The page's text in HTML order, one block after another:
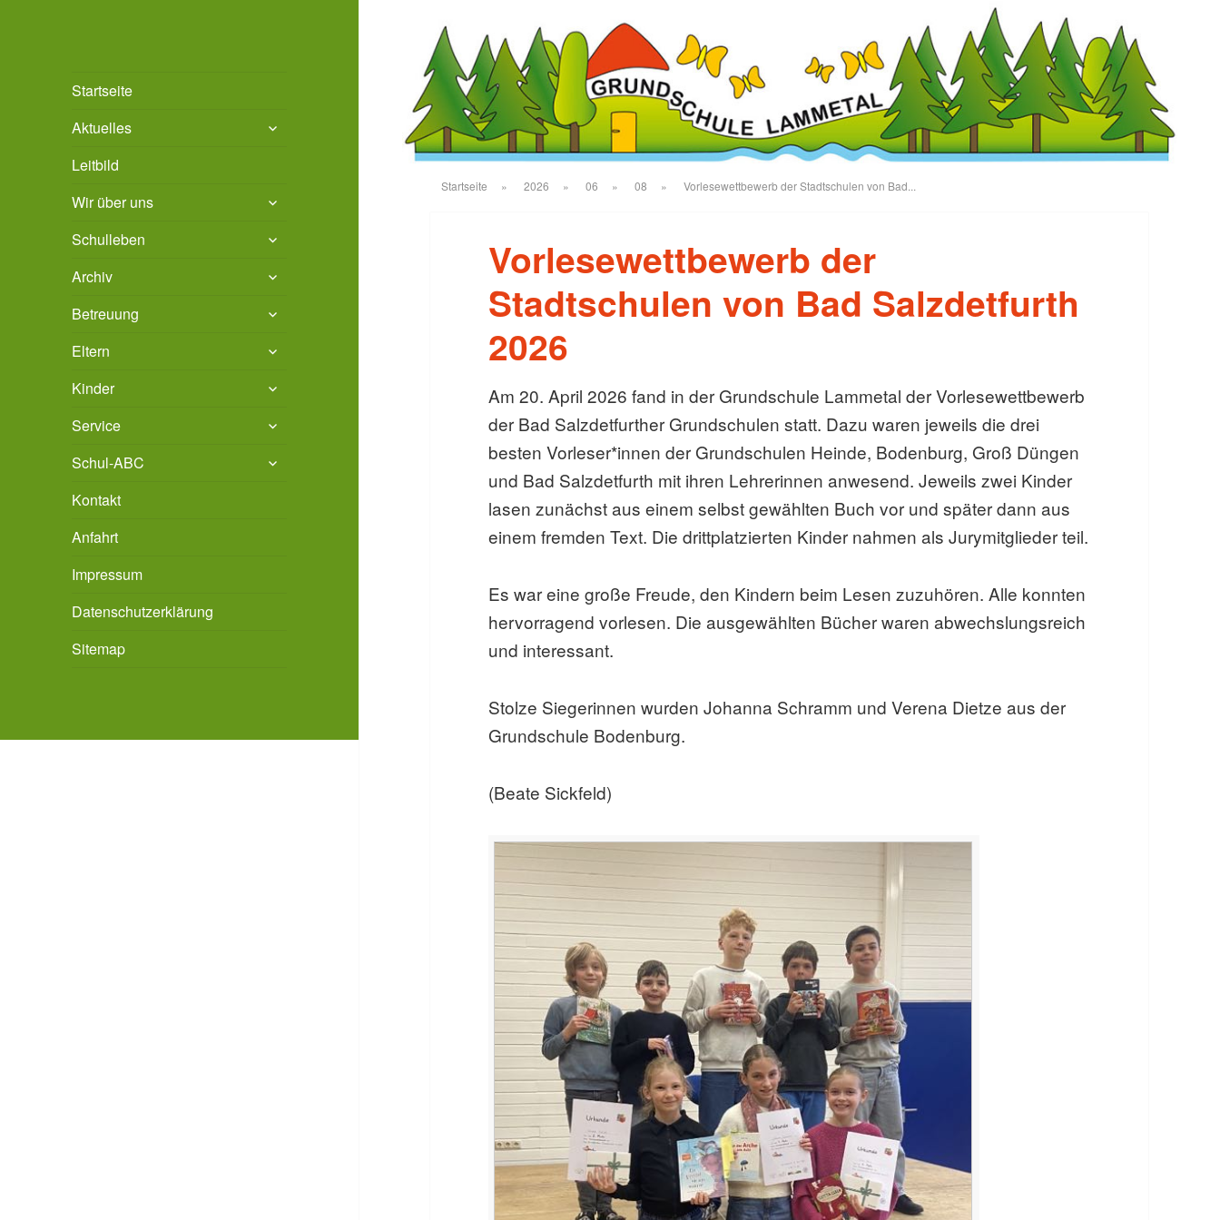
Grundschule Bad
Salzdetfurth
Stadt Bad Salzdetfurth
Startseite
Aktuelles
untermenü
Leitbild
Wir über uns
untermenü
Schulleben
untermenü
Archiv
untermenü
Betreuung
untermenü
Eltern
untermenü
Kinder
untermenü
Service
untermenü
Schul-ABC
untermenü
Kontakt
Anfahrt
Impressum
Datenschutzerklärung
Sitemap
Startseite » 2026 » 06 » 08 » Vorlesewettbewerb der Stadtschulen von Bad...
Vorlesewettbewerb der
Stadtschulen von Bad Salzdetfurth
2026
Am 20. April 2026 fand in der Grundschule Lammetal der Vorlesewettbewerb
der Bad Salzdetfurther Grundschulen statt. Dazu waren jeweils die drei
besten Vorleser*innen der Grundschulen Heinde, Bodenburg, Groß Düngen
und Bad Salzdetfurth mit ihren Lehrerinnen anwesend. Jeweils zwei Kinder
lasen zunächst aus einem selbst gewählten Buch vor und später dann aus
einem fremden Text. Die drittplatzierten Kinder nahmen als Jurymitglieder teil.
Es war eine große Freude, den Kindern beim Lesen zuzuhören. Alle konnten
hervorragend vorlesen. Die ausgewählten Bücher waren abwechslungsreich
und interessant.
Stolze Siegerinnen wurden Johanna Schramm und Verena Dietze aus der
Grundschule Bodenburg.
(Beate Sickfeld)